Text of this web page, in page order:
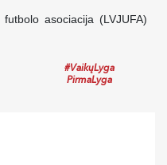
asociacija (LVJUFA)
#VaikųLyga
PirmaLyga